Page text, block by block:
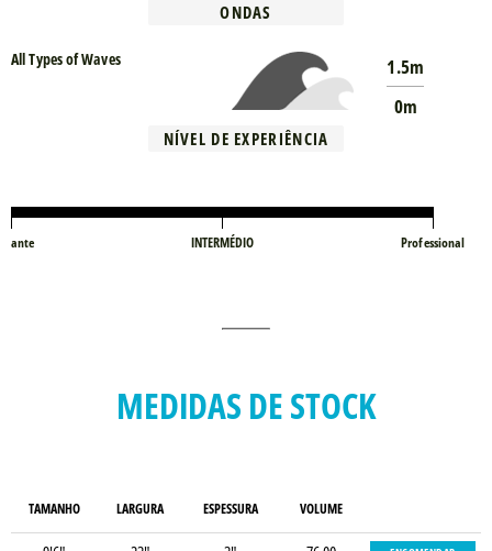
ONDAS
All Types of Waves
1.5m
0m
NÍVEL DE EXPERIÊNCIA
INTERMÉDIO Professional
MEDIDAS DE STOCK
TAMANHO LARGURA ESPESSURA VOLUME